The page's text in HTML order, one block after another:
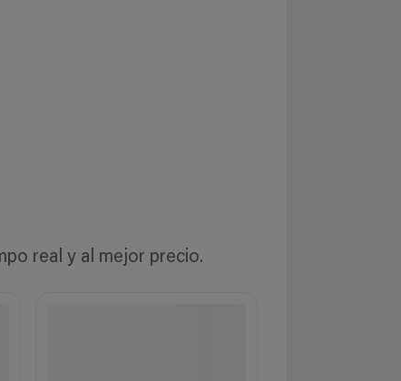
real y al mejor precio.